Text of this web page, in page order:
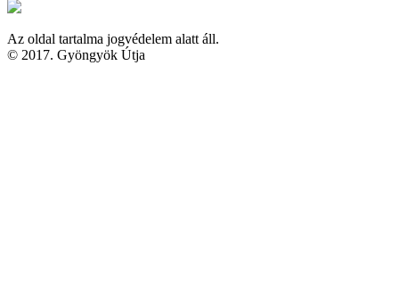
Az oldal tartalma jogvédelem alatt áll.
© 2017. Gyöngyök Útja